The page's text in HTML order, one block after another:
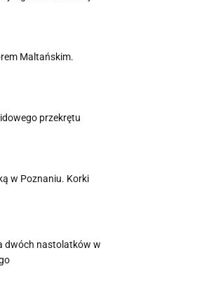
Maltańskim.
przekrętu
w Poznaniu. Korki
dwóch nastolatków w